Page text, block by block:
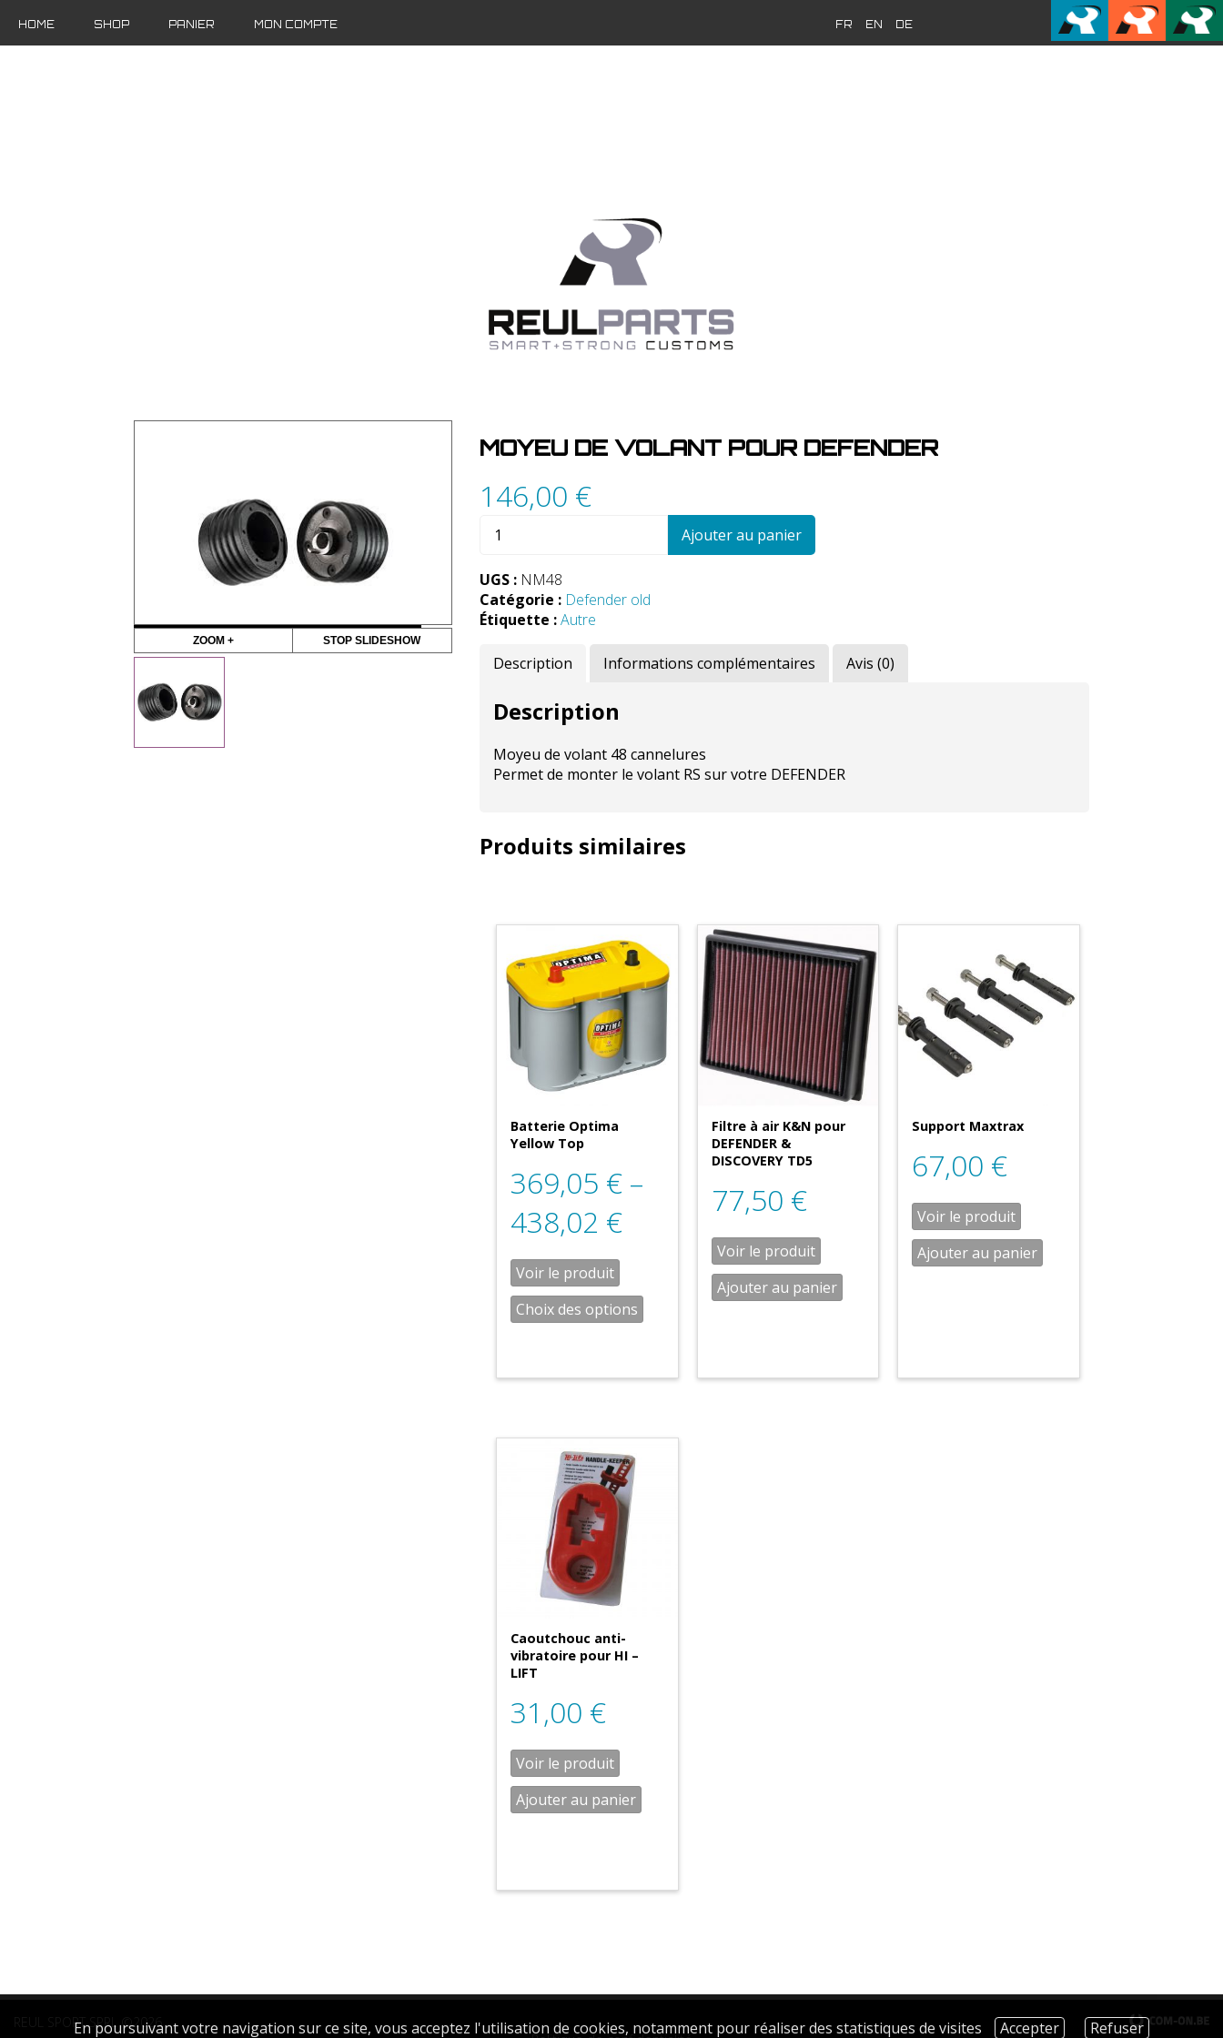
HOME SHOP PANIER MON COMPTE FR EN DE
ZOOM + STOP SLIDESHOW
MOYEU DE VOLANT POUR DEFENDER
146,00 €
de
volant
pour
Ajouter au panier
UGS : NM48
Catégorie : Defender old
Étiquette :Autre
Description Informations complémentaires Avis (0)
Description
Moyeu de volant 48 cannelures
Permet de monter le volant RS sur votre DEFENDER
Produits similaires
Batterie Optima
Yellow Top
369,05 €–
438,02 €
Voir le produit
Choix des options
Filtre à air K&N pour
DEFENDER &
DISCOVERY TD5
77,50 €
Voir le produit
Ajouter au panier
Support Maxtrax
67,00 €
Voir le produit
Ajouter au panier
Caoutchouc anti-
vibratoire pour HI –
LIFT
31,00 €
Voir le produit
Ajouter au panier
REUL SPORT SPRL ©2026
En poursuivant votre navigation sur ce site, vous acceptez l'utilisation de cookies, notamment pour réaliser des statistiques de visites Accepter Refuser